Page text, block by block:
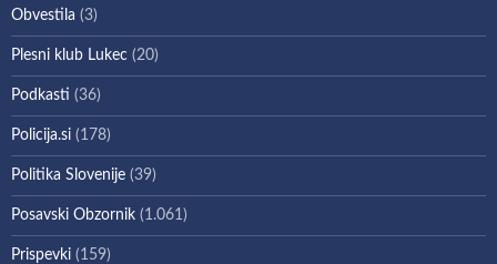
Obvestila (3)
Plesni klub Lukec (20)
Podkasti (36)
Policija.si (178)
Politika Slovenije (39)
Posavski Obzornik (1.061)
Prispevki (159)